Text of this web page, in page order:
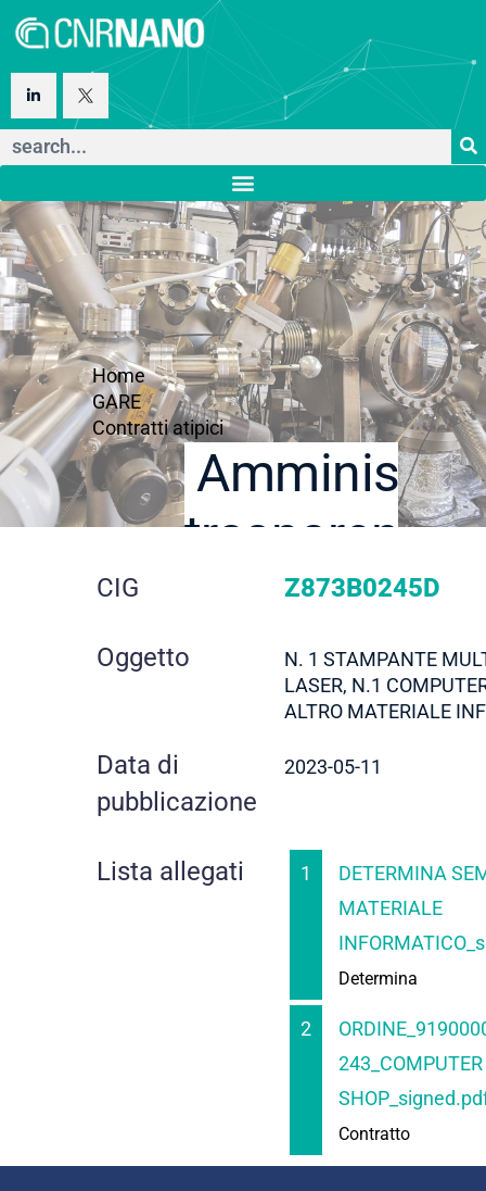
Home
GARE
Contratti atipici
trasparente
dettaglio
gara
CIG Z873B0245D
Oggetto
N. 1 STAMPANTE
LASER, N.1
ALTRO MATERIALE
Data di
pubblicazione
2023-05-11
Lista allegati 1
DETERMINA
MATERIALE
Determina
2
243_COMPUTER
Contratto